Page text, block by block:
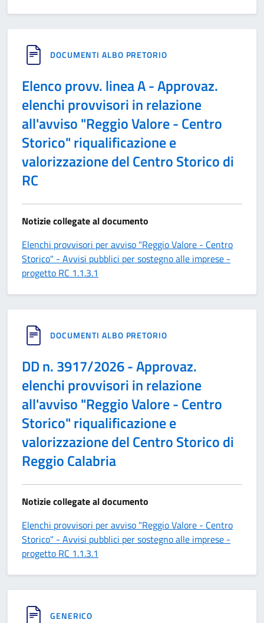
DOCUMENTI ALBO PRETORIO
Elenco provv. linea A - Approvaz.
elenchi provvisori in relazione
all'avviso "Reggio Valore - Centro
Storico" riqualificazione e
valorizzazione del Centro Storico di
RC
Notizie collegate al documento
Elenchi provvisori per avviso "Reggio Valore - Centro
Storico" - Avvisi pubblici per sostegno alle imprese -
progetto RC 1.1.3.1
DOCUMENTI ALBO PRETORIO
DD n. 3917/2026 - Approvaz.
elenchi provvisori in relazione
all'avviso "Reggio Valore - Centro
Storico" riqualificazione e
valorizzazione del Centro Storico di
Reggio Calabria
Notizie collegate al documento
Elenchi provvisori per avviso "Reggio Valore - Centro
Storico" - Avvisi pubblici per sostegno alle imprese -
progetto RC 1.1.3.1
GENERICO